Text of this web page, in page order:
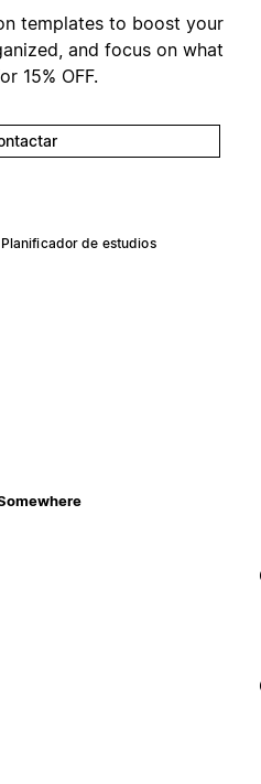
templates to boost your
and focus on what
15% OFF.
Planificador de estudios